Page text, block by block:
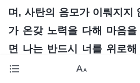
며, 사탄의 음모가 이뤄지지
가 온갖 노력을 다해 마음
면 나는 반드시 너를 위로
쁨을 얻게 할 것이다. 사람